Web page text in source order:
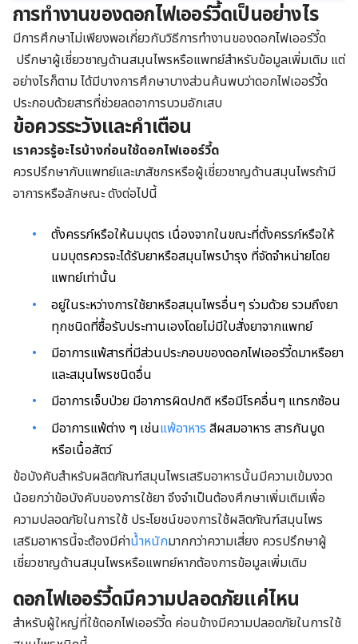
การทำงานของดอกไฟเออร์วี้ดเป็นอย่างไร
มีการศึกษาไม่เพียงพอเกี่ยวกับวิธีการทำงานของดอกไฟเออร์วี้ด
ปรึกษาผู้เชี่ยวชาญด้านสมุนไพรหรือแพทย์สำหรับข้อมูลเพิ่มเติม แต่
อย่างไรก็ตาม ได้มีบางการศึกษาบางส่วนค้นพบว่าดอกไฟเออร์วี้ด
ประกอบด้วยสารที่ช่วยลดอาการบวมอักเสบ
ข้อควรระวังและคำเตือน
เราควรรู้อะไรบ้างก่อนใช้ดอกไฟเออร์วี้ด
ควรปรึกษากับแพทย์และเภสัชกรหรือผู้เชี่ยวชาญด้านสมุนไพรถ้ามี
อาการหรือลักษณะ ดังต่อไปนี้
ตั้งครรภ์หรือให้นมบุตร เนื่องจากในขณะที่ตั้งครรภ์หรือให้
นมบุตรควรจะได้รับยาหรือสมุนไพรบำรุง ที่จัดจำหน่ายโดย
แพทย์เท่านั้น
อยู่ในระหว่างการใช้ยาหรือสมุนไพรอื่นๆ ร่วมด้วย รวมถึงยา
ทุกชนิดที่ซื้อรับประทานเองโดยไม่มีใบสั่งยาจากแพทย์
มีอาการแพ้สารที่มีส่วนประกอบของดอกไฟเออร์วี้ดมาหรือยา
และสมุนไพรชนิดอื่น
มีอาการเจ็บป่วย มีอาการผิดปกติ หรือมีโรคอื่นๆ แทรกซ้อน
มีอาการแพ้ต่าง ๆ เช่นแพ้อาหาร สีผสมอาหาร สารกันบูด
หรือเนื้อสัตว์
ข้อบังคับสำหรับผลิตภัณฑ์สมุนไพรเสริมอาหารนั้นมีความเข้มงวด
น้อยกว่าข้อบังคับของการใช้ยา จึงจำเป็นต้องศึกษาเพิ่มเติมเพื่อ
ความปลอดภัยในการใช้ ประโยชน์ของการใช้ผลิตภัณฑ์สมุนไพร
เสริมอาหารนี้จะต้องมีค่าน้ำหนักมากกว่าความเสี่ยง ควรปรึกษาผู้
เชี่ยวชาญด้านสมุนไพรหรือแพทย์หากต้องการข้อมูลเพิ่มเติม
ดอกไฟเออร์วี้ดมีความปลอดภัยแค่ไหน
สำหรับผู้ใหญ่ที่ใช้ดอกไฟเออร์วี้ด ค่อนข้างมีความปลอดภัยในการใช้